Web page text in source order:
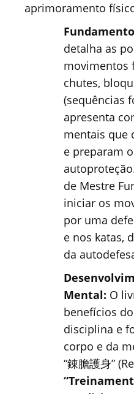
aprimoramento
detalha as
movimentos
chutes,
(sequências
apresenta
mentais que
e preparam
de Mestre
iniciar os
por uma
e nos katas,
da
Mental: O
benefícios
disciplina e
corpo e da
“錬膽護身”